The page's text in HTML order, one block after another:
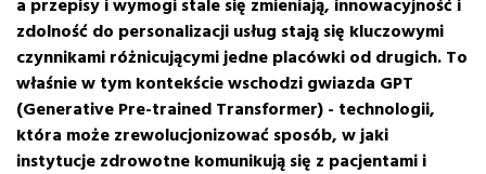
a przepisy i wymogi stale się zmieniają, innowacyjność i
zdolność do personalizacji usług stają się kluczowymi
czynnikami różnicującymi jedne placówki od drugich. To
właśnie w tym kontekście wschodzi gwiazda GPT
(Generative Pre-trained Transformer) - technologii,
która może zrewolucjonizować sposób, w jaki
instytucje zdrowotne komunikują się z pacjentami i